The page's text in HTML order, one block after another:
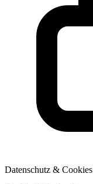
Datenschutz & Cookies